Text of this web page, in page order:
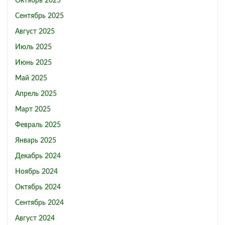
Сентябрь 2025
Август 2025
Июль 2025
Июнь 2025
Май 2025
Апрель 2025
Март 2025
Февраль 2025
Январь 2025
Декабрь 2024
Ноябрь 2024
Октябрь 2024
Сентябрь 2024
Август 2024